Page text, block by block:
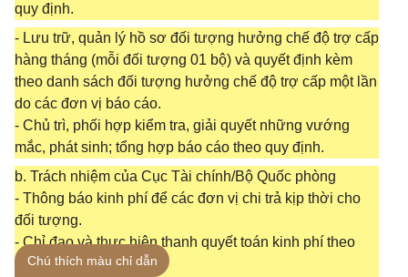
quy định.
- Lưu trữ, quản lý hồ sơ đối tượng hưởng chế độ trợ cấp
hàng tháng (mỗi đối tượng 01 bộ) và quyết định kèm
theo danh sách đối tượng hưởng chế độ trợ cấp một lần
do các đơn vị báo cáo.
- Chủ trì, phối hợp kiểm tra, giải quyết những vướng
mắc, phát sinh; tổng hợp báo cáo theo quy định.
b. Trách nhiệm của Cục Tài chính/Bộ Quốc phòng
- Thông báo kinh phí để các đơn vị chi trả kịp thời cho
đối tượng.
- Chỉ đạo và thực hiện thanh quyết toán kinh phí theo
quy định hiện hành.
Chú thích màu chỉ dẫn